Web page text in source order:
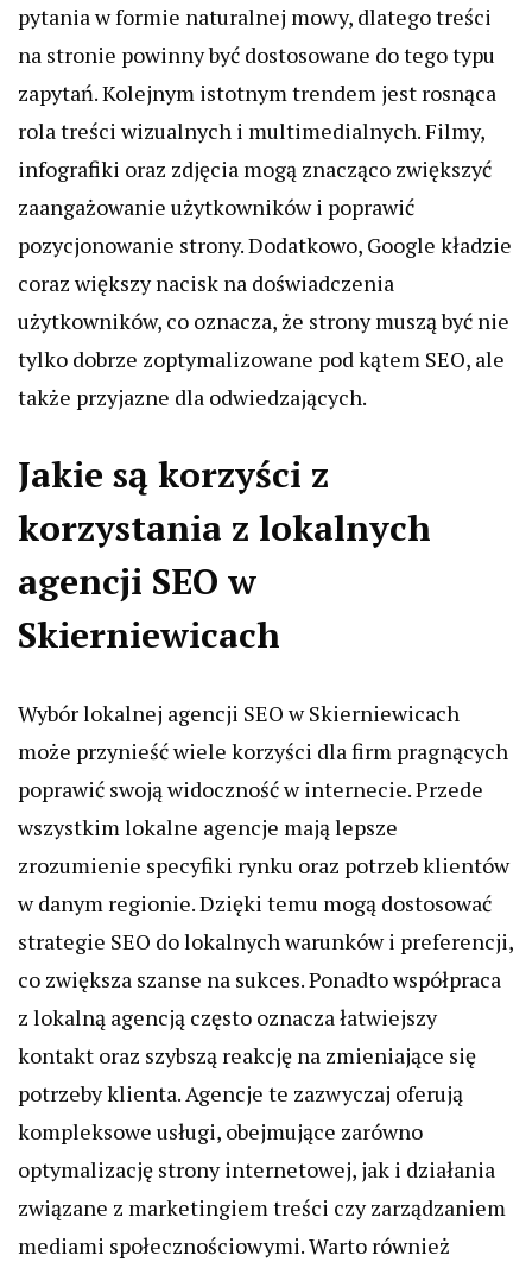
pytania w formie naturalnej mowy, dlatego treści
na stronie powinny być dostosowane do tego typu
zapytań. Kolejnym istotnym trendem jest rosnąca
rola treści wizualnych i multimedialnych. Filmy,
infografiki oraz zdjęcia mogą znacząco zwiększyć
zaangażowanie użytkowników i poprawić
pozycjonowanie strony. Dodatkowo, Google kładzie
coraz większy nacisk na doświadczenia
użytkowników, co oznacza, że strony muszą być nie
tylko dobrze zoptymalizowane pod kątem SEO, ale
także przyjazne dla odwiedzających.
Jakie są korzyści z
korzystania z lokalnych
agencji SEO w
Skierniewicach
Wybór lokalnej agencji SEO w Skierniewicach
może przynieść wiele korzyści dla firm pragnących
poprawić swoją widoczność w internecie. Przede
wszystkim lokalne agencje mają lepsze
zrozumienie specyfiki rynku oraz potrzeb klientów
w danym regionie. Dzięki temu mogą dostosować
strategie SEO do lokalnych warunków i preferencji,
co zwiększa szanse na sukces. Ponadto współpraca
z lokalną agencją często oznacza łatwiejszy
kontakt oraz szybszą reakcję na zmieniające się
potrzeby klienta. Agencje te zazwyczaj oferują
kompleksowe usługi, obejmujące zarówno
optymalizację strony internetowej, jak i działania
związane z marketingiem treści czy zarządzaniem
mediami społecznościowymi. Warto również